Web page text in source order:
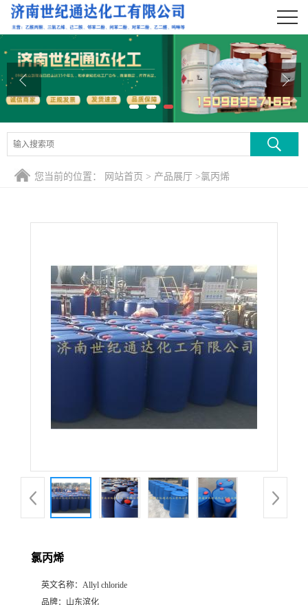
公司首页
公司介绍
产品展厅
证书荣誉
您当前的位置： 网站首页 > 产品展厅 >氯丙烯
氯丙烯
英文名称： Allyl chloride
品牌： 山东滨化